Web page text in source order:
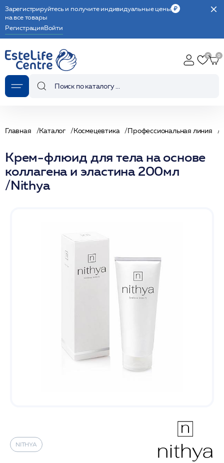
Зарегистрируйтесь и получите индивидуальные цены
на все товары
РегистрацияВойти
Главная Каталог Космецевтика Профессиональная линия
Крем-флюид для тела на основе
коллагена и эластина 200мл
/Nithya
NITHYA